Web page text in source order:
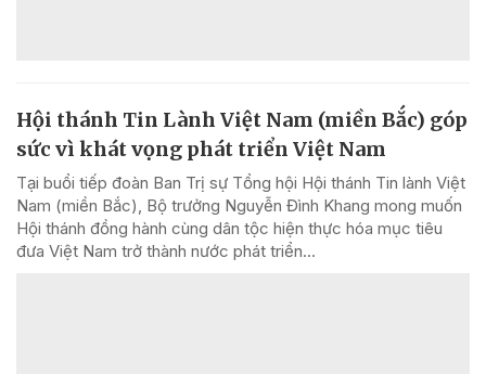
Hội thánh Tin Lành Việt Nam (miền Bắc) góp
sức vì khát vọng phát triển Việt Nam
Tại buổi tiếp đoàn Ban Trị sự Tổng hội Hội thánh Tin lành Việt
Nam (miền Bắc), Bộ trưởng Nguyễn Đình Khang mong muốn
Hội thánh đồng hành cùng dân tộc hiện thực hóa mục tiêu
đưa Việt Nam trở thành nước phát triển...